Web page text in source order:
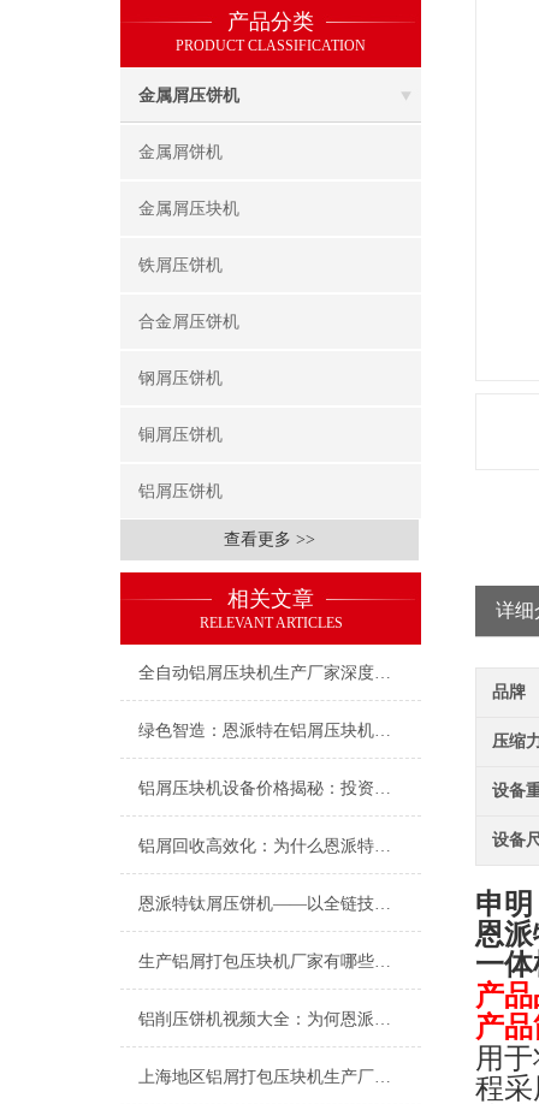
产品分类
PRODUCT CLASSIFICATION
金属屑压饼机
金属屑饼机
金属屑压块机
铁屑压饼机
合金屑压饼机
钢屑压饼机
铜屑压饼机
铝屑压饼机
查看更多 >>
相关文章
RELEVANT ARTICLES
全自动铝屑压块机生产厂家深度盘点：为何恩派特成为制造企业的优选？
绿色智造：恩派特在铝屑压块机领域的突出表现
铝屑压块机设备价格揭秘：投资多少？为何恩派特值得选择？
铝屑回收高效化：为什么恩派特铝屑打包压块机是行业优选
恩派特钛屑压饼机——以全链技术赋能钛资源循环革命！
生产铝屑打包压块机厂家有哪些地方？推荐恩派特，高效环保的行业优选
铝削压饼机视频大全：为何恩派特机型成为行业焦点？
上海地区铝屑打包压块机生产厂家推荐：为什么选择恩派特
详细
品牌
压缩
设备
设备
申
恩
一
产
产
用
程